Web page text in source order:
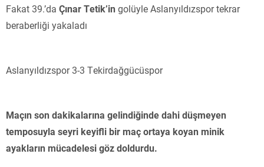
Fakat 39.’da Çınar Tetik’in golüyle Aslanyıldızspor tekrar
beraberliği yakaladı
Aslanyıldızspor 3-3 Tekirdağgücüspor
Maçın son dakikalarına gelindiğinde dahi düşmeyen
temposuyla seyri keyifli bir maç ortaya koyan minik
ayakların mücadelesi göz doldurdu.